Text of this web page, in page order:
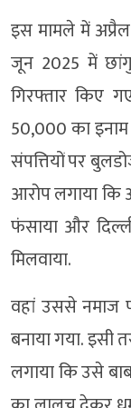
इस मामले में
जून 2025 में
गिरफ्तार किए
50,000 का इनाम
संपत्तियों पर
आरोप लगाया
फंसाया और
मिलवाया.
वहां उससे नमाज
बनाया गया.
लगाया कि उसे